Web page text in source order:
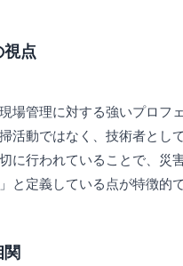
視点
場管理に対する強いプロ
活動ではなく、技術者と
に行われていることで、
と定義している点が特徴的で